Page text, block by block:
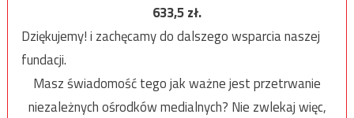
633,5zł.
Dziękujemy! i zachęcamy do dalszego wsparcia naszej
fundacji.
Masz świadomość tego jak ważne jest przetrwanie
niezależnych ośrodków medialnych? Nie zwlekaj więc,